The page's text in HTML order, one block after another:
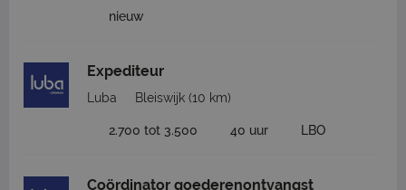
nieuw
Expediteur
Luba Bleiswijk (10 km)
2.700 tot 3.500 40 uur LBO
Coördinator goederenontvangst